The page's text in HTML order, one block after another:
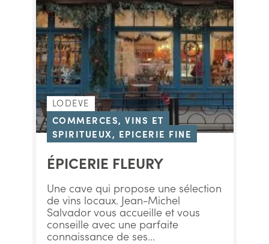
LODEVE
COMMERCES, VINS ET
SPIRITUEUX, EPICERIE FINE
ÉPICERIE FLEURY
Une cave qui propose une sélection
de vins locaux. Jean-Michel
Salvador vous accueille et vous
conseille avec une parfaite
connaissance de ses...